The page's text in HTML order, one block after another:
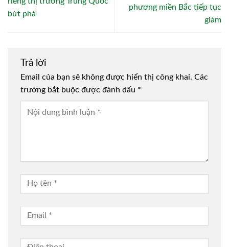
bứt phá
phương miền Bắc tiếp tục
giảm
Trả lời
Email của bạn sẽ không được hiển thị công khai. Các
trường bắt buộc được đánh dấu *